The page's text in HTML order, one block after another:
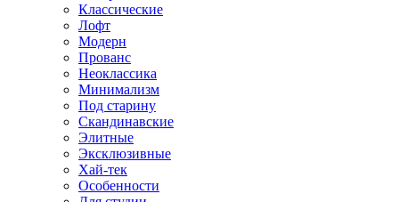
Классические
Лофт
Модерн
Прованс
Неоклассика
Минимализм
Под старину
Скандинавские
Элитные
Эксклюзивные
Хай-тек
Особенности